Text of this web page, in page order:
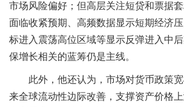
市场风险偏好；但高层关注短贷和票据
面临收紧预期、高频数据显示短期经济
标进入震荡高位区域等显示反弹进入中
保增长相关的蓝筹仍是主线。
此外，他还认为，市场对货币政策
来全球流动性边际改善，支撑资产价格